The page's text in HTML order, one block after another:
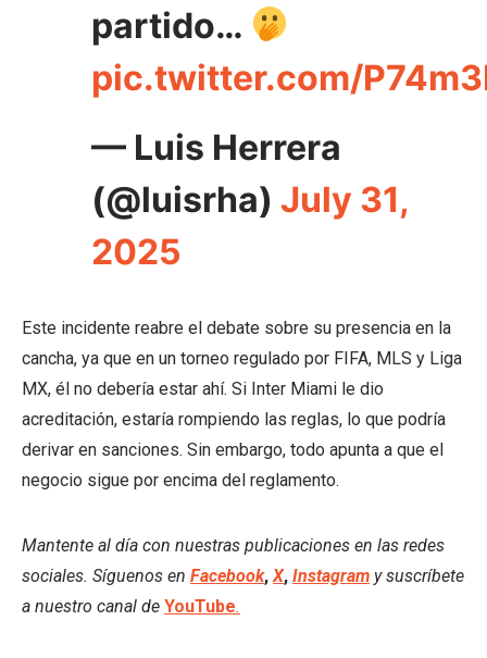
partido…
pic.twitter.com/
— Luis Herrera
(@luisrha) July 31,
2025
Este incidente reabre el debate sobre su presencia en la
cancha, ya que en un torneo regulado por FIFA, MLS y Liga
MX, él no debería estar ahí. Si Inter Miami le dio
acreditación, estaría rompiendo las reglas, lo que podría
derivar en sanciones. Sin embargo, todo apunta a que el
negocio sigue por encima del reglamento.
Mantente al día con nuestras publicaciones en las redes
sociales. Síguenos en Facebook, X, Instagram y suscríbete
a nuestro canal de YouTube.